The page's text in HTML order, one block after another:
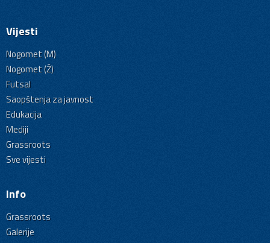
Vijesti
Nogomet (M)
Nogomet (Ž)
Futsal
Saopštenja za javnost
Edukacija
Mediji
Grassroots
Sve vijesti
Info
Grassroots
Galerije